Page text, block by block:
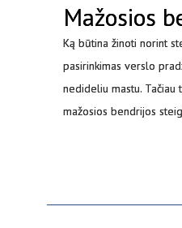
Mažosios
Ką būtina žinoti norint
pasirinkimas verslo
nedideliu mastu. Tačiau
mažosios bendrijos